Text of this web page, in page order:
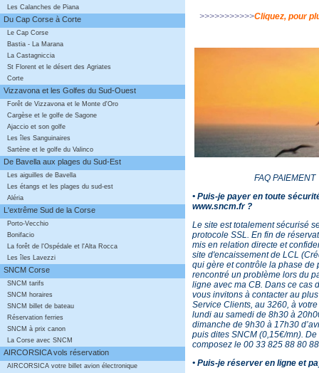
Les Calanches de Piana
Du Cap Corse à Corte
Le Cap Corse
Bastia - La Marana
La Castagniccia
St Florent et le désert des Agriates
Corte
Vizzavona et les Golfes du Sud-Ouest
Forêt de Vizzavona et le Monte d'Oro
Cargèse et le golfe de Sagone
Ajaccio et son golfe
Les îles Sanguinaires
Sartène et le golfe du Valinco
De Bavella aux plages du Sud-Est
Les aiguilles de Bavella
Les étangs et les plages du sud-est
Aléria
L'extrême Sud de la Corse
Porto-Vecchio
Bonifacio
La forêt de l'Ospédale et l'Alta Rocca
Les îles Lavezzi
SNCM Corse
SNCM tarifs
SNCM horaires
SNCM billet de bateau
Réservation ferries
SNCM à prix canon
La Corse avec SNCM
AIRCORSICA vols réservation
AIRCORSICA votre billet avion électronique
>>>>>>>>>>>Cliquez, pour
FAQ PAIEMENT
• Puis-je payer en toute
www.sncm.fr ?
Le site est totalement sécurisé
protocole SSL. En fin de
mis en relation directe et
site d'encaissement de LCL
qui gère et contrôle la phase de
rencontré un problème lors du
ligne avec ma CB. Dans ce cas
vous invitons à contacter au
Service Clients, au 3260, à
lundi au samedi de 8h30 à
dimanche de 9h30 à 17h30
puis dites SNCM (0,15€/mn).
composez le 00 33 825 88 80
• Puis-je réserver en ligne et